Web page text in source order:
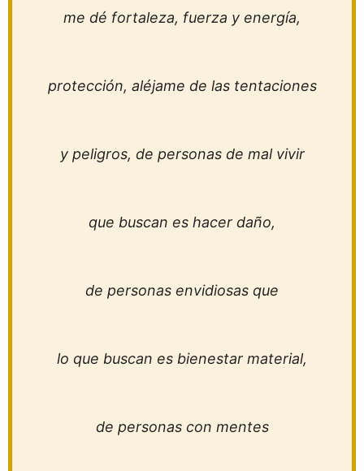
me dé fortaleza, fuerza y energía,
protección, aléjame de las tentaciones
y peligros, de personas de mal vivir
que buscan es hacer daño,
de personas envidiosas que
lo que buscan es bienestar material,
de personas con mentes